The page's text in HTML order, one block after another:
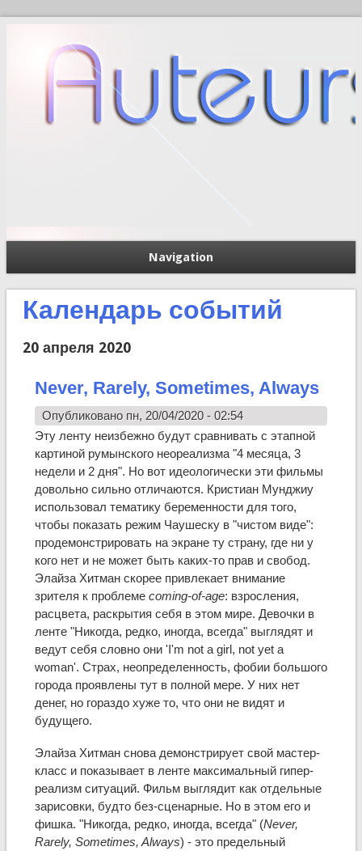
Navigation
Календарь событий
20 апреля 2020
Never, Rarely, Sometimes, Always
Опубликовано пн, 20/04/2020 - 02:54
Эту ленту неизбежно будут сравнивать с этапной
картиной румынского неореализма "4 месяца, 3
недели и 2 дня". Но вот идеологически эти фильмы
довольно сильно отличаются. Кристиан Мунджиу
использовал тематику беременности для того,
чтобы показать режим Чаушеску в "чистом виде":
продемонстрировать на экране ту страну, где ни у
кого нет и не может быть каких-то прав и свобод.
Элайза Хитман скорее привлекает внимание
зрителя к проблеме coming-of-age: взросления,
расцвета, раскрытия себя в этом мире. Девочки в
ленте "Никогда, редко, иногда, всегда" выглядят и
ведут себя словно они 'I'm not a girl, not yet a
woman'. Страх, неопределенность, фобии большого
города проявлены тут в полной мере. У них нет
денег, но гораздо хуже то, что они не видят и
будущего.
Элайза Хитман снова демонстрирует свой мастер-
класс и показывает в ленте максимальный гипер-
реализм ситуаций. Фильм выглядит как отдельные
зарисовки, будто без-сценарные. Но в этом его и
фишка. "Никогда, редко, иногда, всегда" (Never,
Rarely, Sometimes, Always) - это предельный
Форма поиска